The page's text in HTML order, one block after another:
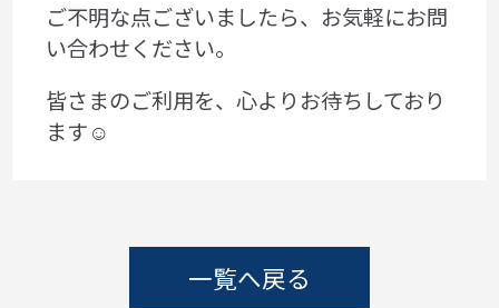
ご不明な点ございましたら、お気軽にお問
い合わせください。
皆さまのご利用を、心よりお待ちしており
ます☺
一覧へ戻る